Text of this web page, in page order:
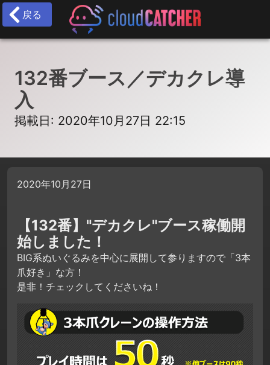
戻る
132番ブース／デカクレ導
入
掲載日: 2020年10月27日 22:15
2020年10月27日
【132番】"デカクレ"ブース稼働開
始しました！
BIG系ぬいぐるみを中心に展開して参りますので「3本
爪好き」な方！
是非！チェックしてくださいね！